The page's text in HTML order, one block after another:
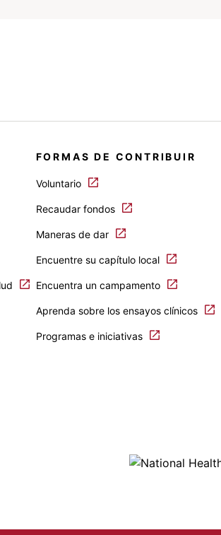
FORMAS DE CONTRIBUIR
Voluntario
Recaudar fondos
Maneras de dar
Encuentre su capítulo local
Encuentra un campamento
Aprenda sobre los ensayos clínicos
Programas e iniciativas